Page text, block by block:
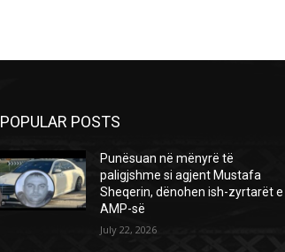
POPULAR POSTS
Punësuan në mënyrë të
paligjshme si agjent Mustafa
Sheqerin, dënohen ish-zyrtarët e
AMP-së
July 22, 2026